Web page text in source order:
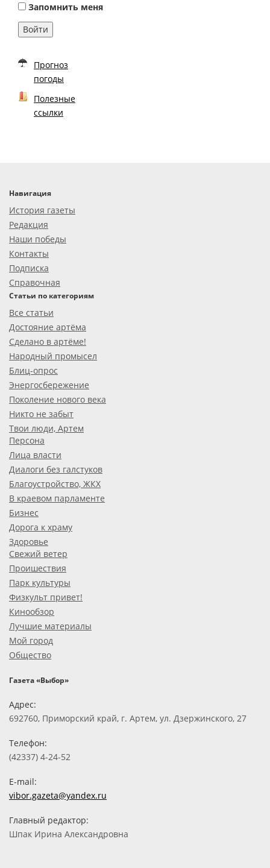
Запомнить меня
Войти
Прогноз
погоды
Полезные
ссылки
Навигация
История газеты
Редакция
Наши победы
Контакты
Подписка
Справочная
Статьи по категориям
Все статьи
Достояние артёма
Сделано в артёме!
Народный промысел
Блиц-опрос
Энергосбережение
Поколение нового века
Никто не забыт
Твои люди, Артем
Персона
Лица власти
Диалоги без галстуков
Благоустройство, ЖКХ
В краевом парламенте
Бизнес
Дорога к храму
Здоровье
Свежий ветер
Проишествия
Парк культуры
Физкульт привет!
Кинообзор
Лучшие материалы
Мой город
Общество
Газета «Выбор»
Адрес:
692760, Приморский край, г. Артем, ул. Дзержинского, 27
Телефон:
(42337) 4-24-52
E-mail:
vibor.gazeta@yandex.ru
Главный редактор:
Шпак Ирина Александровна